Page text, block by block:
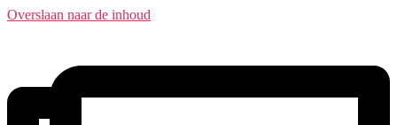
Overslaan naar de inhoud